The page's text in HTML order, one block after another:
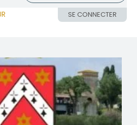
SE CONNECTER